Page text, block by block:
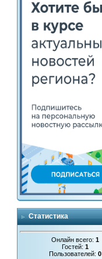
Статистика
Онлайн всего:1
Гостей:1
Пользователей:0